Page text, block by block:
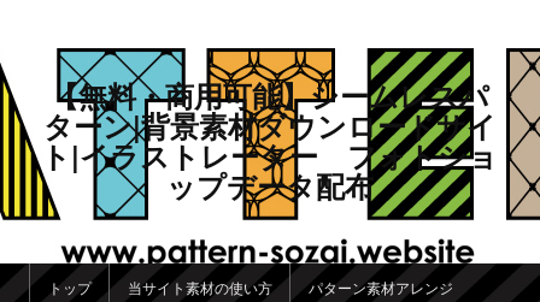
【無料・商用可能】シームレスパ
ターン|背景素材ダウンロードサイ
ト|イラストレーター フォトショ
ップデータ配布
メインメニュー
メインコンテンツへ移動
サブコンテンツへ移動
トップ 当サイト素材の使い方 パターン素材アレンジ